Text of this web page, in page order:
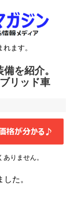
ます。
を紹介。
リッド車
りません。
た。